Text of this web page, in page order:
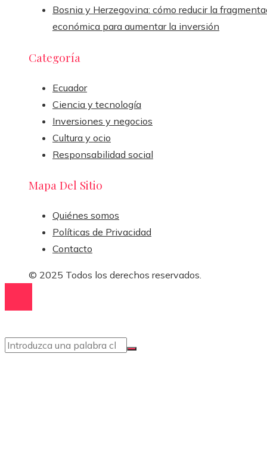
Bosnia y Herzegovina: cómo reducir la
económica para aumentar la inversión
Categoría
Ecuador
Ciencia y tecnología
Inversiones y negocios
Cultura y ocio
Responsabilidad social
Mapa Del Sitio
Quiénes somos
Políticas de Privacidad
Contacto
© 2025 Todos los derechos reservados.